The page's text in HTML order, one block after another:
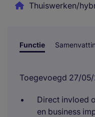
Thuiswerken/
Functie
Toegevoegd 27/
Direct invloed
en business